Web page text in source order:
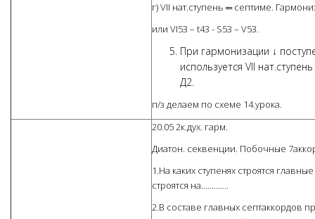
г) VII нат.ступень ═ септиме.
или VI53 – t43 - S53 – V53.
При гармонизации ↓
используется VII
Д2.
п/з делаем по схеме 14.урока.
20.05 2к.дух. гарм.
Диатон. секвенции. Побочные
1.На каких ступенях строятся
строятся на………….
2.В составе главных септаккордов